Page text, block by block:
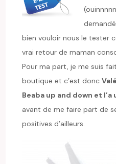
bien vouloir nous le tester
vrai retour de maman
Pour ma part, je me suis
boutique et c’est donc
Beaba up and down et
avant de me faire part de
positives d’ailleurs.